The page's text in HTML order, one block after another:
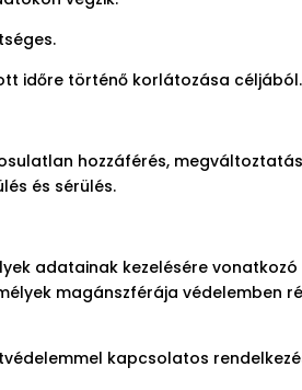
időre történő korlátozása céljából.
hozzáférés,
és sérülés.
adatainak kezelésére
magánszférája védelemben
kapcsolatos